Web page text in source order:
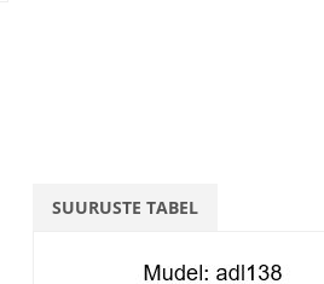
SUURUSTE TABEL